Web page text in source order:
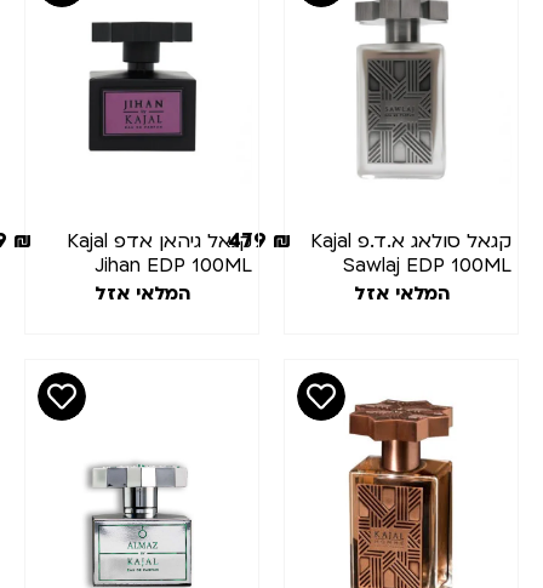
קגאל סולאג א.ד.פ Kajal
Sawlaj EDP 100ML
479 ₪
המלאי אזל
קגאל גיהאן אדפ Kajal
Jihan EDP 100ML
479
המלאי אזל